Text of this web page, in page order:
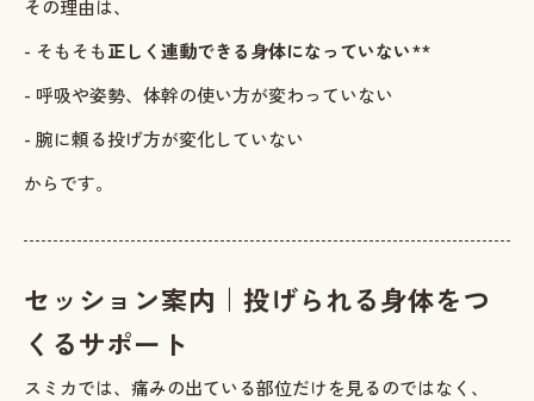
その理由は、
- そもそも正しく連動できる身体になっていない**
- 呼吸や姿勢、体幹の使い方が変わっていない
- 腕に頼る投げ方が変化していない
からです。
セッション案内｜投げられる身体をつ
くるサポート
スミカでは、痛みの出ている部位だけを見るのではなく、